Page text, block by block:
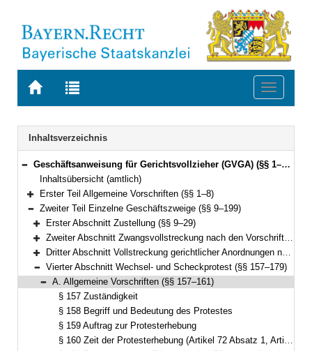
Zur
BAYERN.RECHT
Zur
letzten
Suche
Toggle
Navigation
Inhaltsverzeichnis
Bereich reduzieren
Geschäftsanweisung für Gerichtsvollzieher (GVGA) (§§ 1–199)
Inhaltsübersicht (amtlich)
Bereich erweitern
Erster Teil Allgemeine Vorschriften (§§ 1–8)
Bereich reduzieren
Zweiter Teil Einzelne Geschäftszweige (§§ 9–199)
Bereich erweitern
Erster Abschnitt Zustellung (§§ 9–29)
Bereich erweitern
Zweiter Abschnitt Zwangsvollstreckung nach den Vorschriften der ZPO (§§ 30–155)
Bereich erweitern
Dritter Abschnitt Vollstreckung gerichtlicher Anordnungen nach dem Gesetz über das Verfahren in Familiensachen und in den Angelegenheiten der freiwilligen Gerichtsbarkeit (§ 156)
Bereich reduzieren
Vierter Abschnitt Wechsel- und Scheckprotest (§§ 157–179)
Bereich reduzieren
A. Allgemeine Vorschriften (§§ 157–161)
§ 157 Zuständigkeit
§ 158 Begriff und Bedeutung des Protestes
§ 159 Auftrag zur Protesterhebung
§ 160 Zeit der Protesterhebung (Artikel 72 Absatz 1, Artikel 86 WG, Artikel 55 ScheckG)